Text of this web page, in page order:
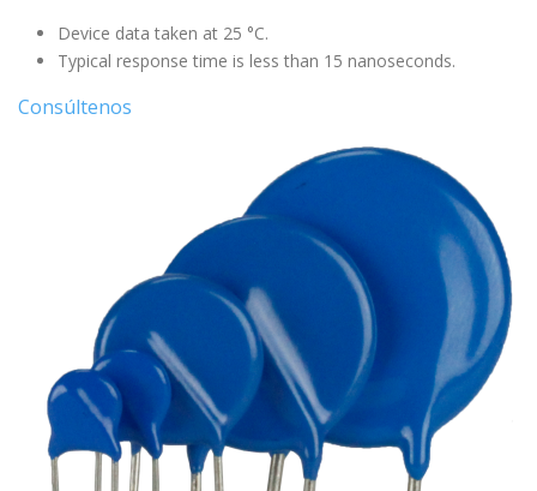
Device data taken at 25 °C.
Typical response time is less than 15 nanoseconds.
Consúltenos